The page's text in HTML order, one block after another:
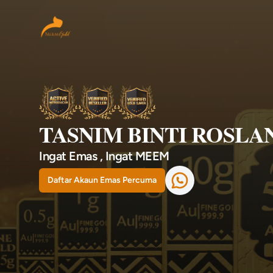
Your Company
TASNIM BINTI
Ingat Emas , Ingat MEEM
Daftar Akaun Emas Percuma Whatsapp